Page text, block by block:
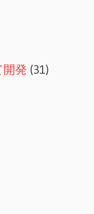
開発 (31)